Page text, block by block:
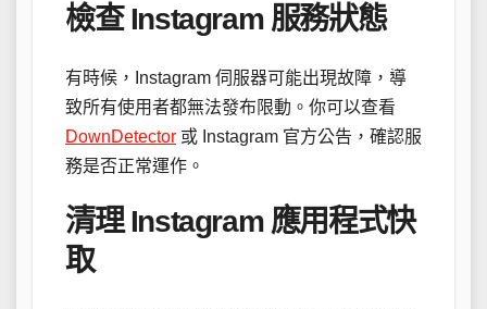
檢查 Instagram 服務狀態
有時候，Instagram 伺服器可能出現故障，導
致所有使用者都無法發布限動。你可以查看
DownDetector 或 Instagram 官方公告，確認服
務是否正常運作。
清理 Instagram 應用程式快
取